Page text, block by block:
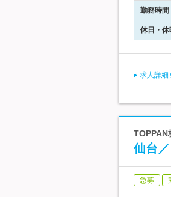
勤務時間
休日・休
求人詳細
TOPPAN
仙台
急募